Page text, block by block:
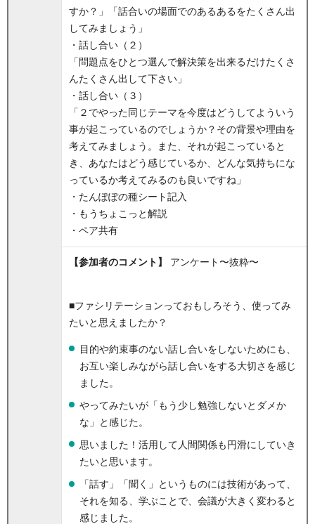
すか？」「話合いの場面でのあるあるをたくさん出
してみましょう」
・話し合い（２）
「問題点をひとつ選んで解決策を出来るだけたくさ
んたくさん出して下さい」
・話し合い（３）
「２でやった同じテーマを今度はどうしてよういう
事が起こっているのでしょうか？その背景や理由を
考えてみましょう。また、それが起こっていると
き、あなたはどう感じているか、どんな気持ちにな
っているか考えてみるのも良いですね」
・たんぽぽの種シート記入
・もうちょこっと解説
・ペア共有
【参加者のコメント】 アンケート〜抜粋〜
■ファシリテーションっておもしろそう、使ってみ
たいと思えましたか？
目的や約束事のない話し合いをしないためにも、
お互い楽しみながら話し合いをする大切さを感じ
ました。
やってみたいが「もう少し勉強しないとダメか
な」と感じた。
思いました！活用して人間関係も円滑にしていき
たいと思います。
「話す」「聞く」というものには技術があって、
それを知る、学ぶことで、会議が大きく変わると
感じました。